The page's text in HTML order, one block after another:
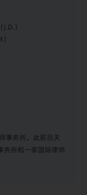
）
事务所。此前吕天
务所和一家国际律师